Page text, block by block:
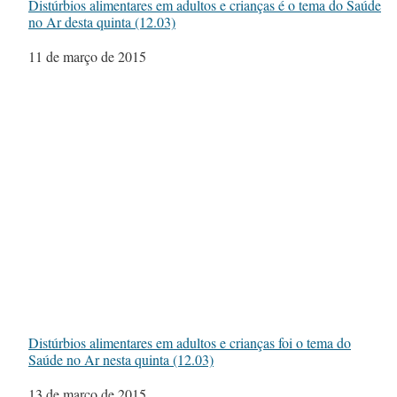
Distúrbios alimentares em adultos e crianças é o tema do Saúde
no Ar desta quinta (12.03)
Data
11 de março de 2015
Distúrbios alimentares em adultos e crianças foi o tema do
Saúde no Ar nesta quinta (12.03)